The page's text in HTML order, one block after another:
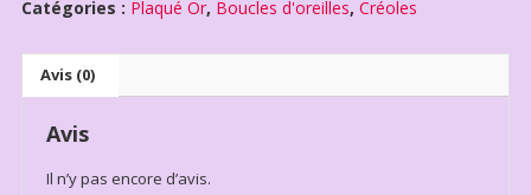
Catégories : Plaqué Or, Boucles d'oreilles, Créoles
Avis (0)
Avis
Il n’y pas encore d’avis.